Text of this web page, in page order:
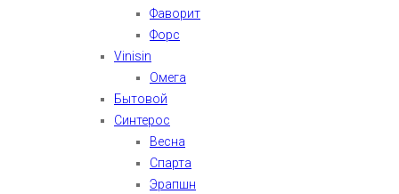
Фаворит
Форс
Vinisin
Омега
Бытовой
Синтерос
Весна
Спарта
Эрапшн